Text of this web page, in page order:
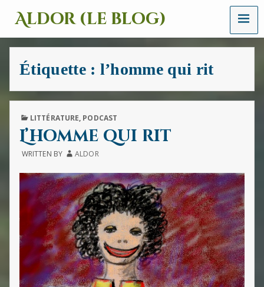
Aldor (le blog)
Un
site
avec
des
des
images
et
des
sons
MENU
Étiquette : l’homme qui rit
PUBLISHED
LITTÉRATURE, PODCAST
L’homme qui rit
WRITTEN BY ALDOR